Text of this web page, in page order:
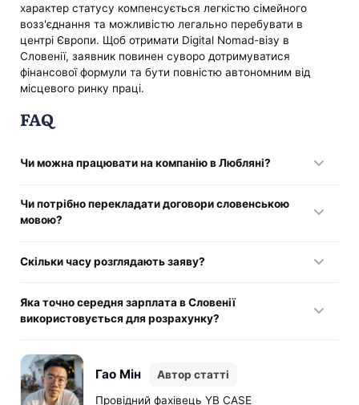
характер статусу компенсується легкістю сімейного
возз'єднання та можливістю легально перебувати в
центрі Європи. Щоб отримати Digital Nomad-візу в
Словенії, заявник повинен суворо дотримуватися
фінансової формули та бути повністю автономним від
місцевого ринку праці.
FAQ
Чи можна працювати на компанію в Любляні?
інтеграцію в ринок праці республіки.
Чи потрібно перекладати договори словенською
мовою?
переклад і, у ряді випадків, апостиль.
Скільки часу розглядають заяву?
закладати до 3 місяців.
Яка точно середня зарплата в Словенії
використовується для розрахунку?
2025 року — 1 626,80 євро (нетто).
Гао Мін
Автор статті
Провідний фахівець YB CASE